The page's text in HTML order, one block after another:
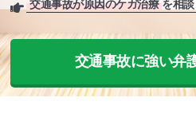
交通事故が原因のケガ治療 を相
交通事故に強い弁